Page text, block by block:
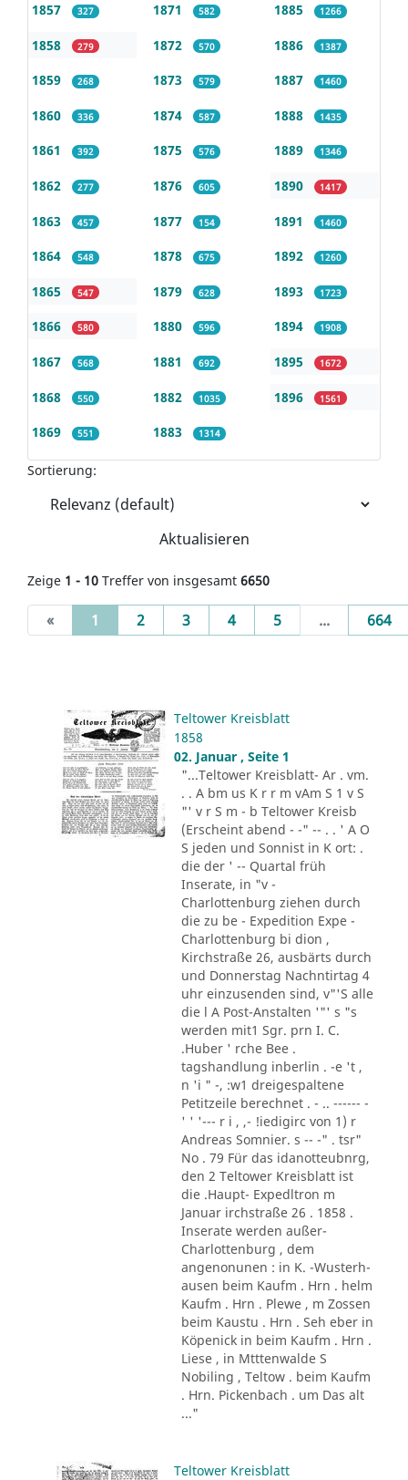
1857 327
1858 279
1859 268
1860 336
1861 392
1862 277
1863 457
1864 548
1865 547
1866 580
1867 568
1868 550
1869 551
1871 582
1872 570
1873 579
1874 587
1875 576
1876 605
1877 154
1878 675
1879 628
1880 596
1881 692
1882 1035
1883 1314
1885 1266
1886 1387
1887 1460
1888 1435
1889 1346
1890 1417
1891 1460
1892 1260
1893 1723
1894 1908
1895 1672
1896 1561
Sortierung:
Aktualisieren
Zeige 1 - 10 Treffer von insgesamt 6650
« 1 (current)
2 3 4 5 ... 664
Teltower Kreisblatt
1858
02. Januar , Seite 1
"...Teltower Kreisblatt- Ar . vm.
. . A bm us K r r m vAm S 1 v S
"' v r S m - b Teltower Kreisb
(Erscheint abend - -" -- . . ' A O
S jeden und Sonnist in K ort: .
die der ' -- Quartal früh
Inserate, in "v -
Charlottenburg ziehen durch
die zu be - Expedition Expe -
Charlottenburg bi dion ,
Kirchstraße 26, ausbärts durch
und Donnerstag Nachntirtag 4
uhr einzusenden sind, v"'S alle
die l A Post-Anstalten '"' s "s
werden mit1 Sgr. prn I. C.
.Huber ' rche Bee .
tagshandlung inberlin . -e 't ,
n 'i " -, :w1 dreigespaltene
Petitzeile berechnet . - .. ------ -
' ' '--- r i , ,- !iedigirc von 1) r
Andreas Somnier. s -- -" . tsr"
No . 79 Für das idanotteubnrg,
den 2 Teltower Kreisblatt ist
die .Haupt- Expedltron m
Januar irchstraße 26 . 1858 .
Inserate werden außer-
Charlottenburg , dem
angenonunen : in K. -Wusterh-
ausen beim Kaufm . Hrn . helm
Kaufm . Hrn . Plewe , m Zossen
beim Kaustu . Hrn . Seh eber in
Köpenick in beim Kaufm . Hrn .
Liese , in Mtttenwalde S
Nobiling , Teltow . beim Kaufm
. Hrn. Pickenbach . um Das alt
..."
Teltower Kreisblatt